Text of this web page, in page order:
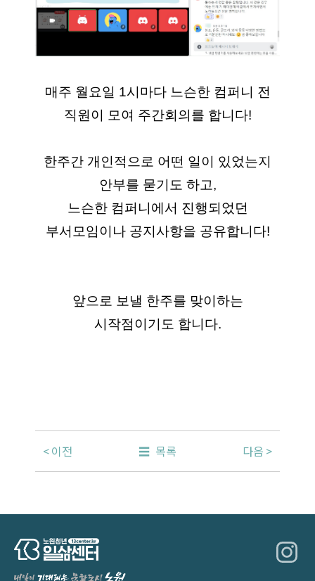
매주 월요일 1시마다 느슨한 컴퍼니 전
직원이 모여 주간회의를 합니다!
한주간 개인적으로 어떤 일이 있었는지
안부를 묻기도 하고,
느슨한 컴퍼니에서 진행되었던
부서모임이나 공지사항을 공유합니다!
앞으로 보낼 한주를 맞이하는
시작점이기도 합니다.
이전 목록 다음